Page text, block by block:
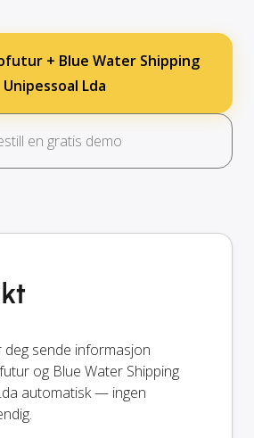
+ Blue Water Shipping
Unipessoal Lda
en gratis demo
deg sende informasjon
og Blue Water Shipping
automatisk — ingen